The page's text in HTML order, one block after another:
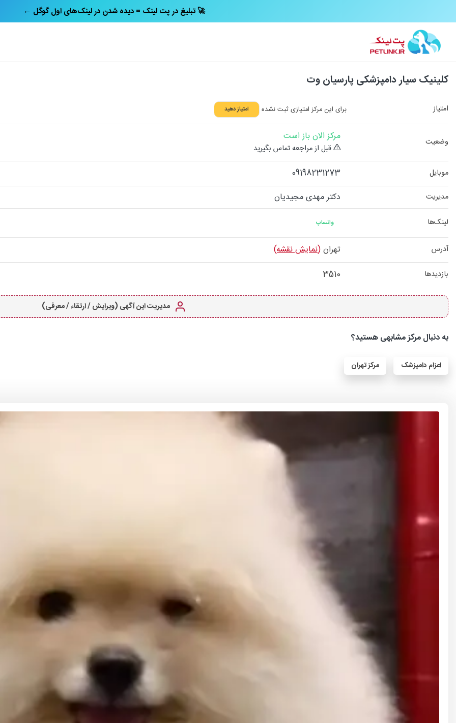
← تبلیغ در پت‌ لینک = دیده شدن در لینک‌های اول گوگل 🚀
کلینیک سیار دامپزشکی پارسیان وت
امتیاز برای این مرکز امتیازی ثبت نشده امتیاز دهید
وضعیت مرکز الان باز است
قبل از مراجعه تماس بگیرید
موبایل
09198231273
مدیریت دکتر مهدی مجیدیان
لینک‌ها واتساپ
آدرس تهران(نمایش نقشه)
بازدیدها 3510
مدیریت این آگهی (ویرایش / ارتقاء / معرفی)
به دنبال مرکز مشابهی هستید؟
اعزام دامپزشک مرکز تهران